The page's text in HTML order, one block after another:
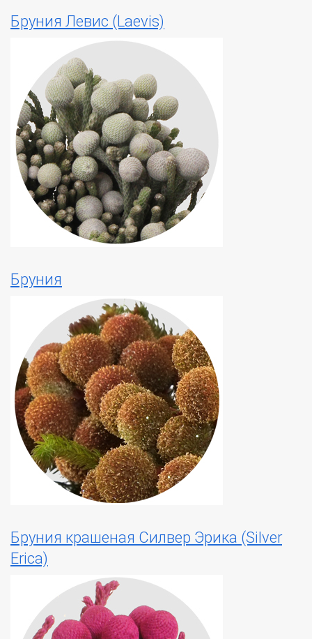
Бруния Левис (Laevis)
Бруния
Бруния крашеная Силвер Эрика (Silver
Erica)